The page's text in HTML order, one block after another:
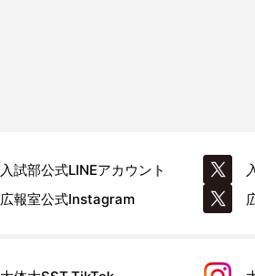
入試部公式LINEアカウント
広報室公式Instagram